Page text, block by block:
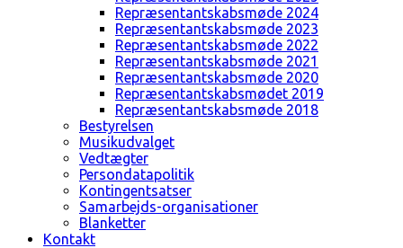
Repræsentantskabsmøde 2024
Repræsentantskabsmøde 2023
Repræsentantskabsmøde 2022
Repræsentantskabsmøde 2021
Repræsentantskabsmøde 2020
Repræsentantskabsmødet 2019
Repræsentantskabsmøde 2018
Bestyrelsen
Musikudvalget
Vedtægter
Persondatapolitik
Kontingentsatser
Samarbejds-organisationer
Blanketter
Kontakt